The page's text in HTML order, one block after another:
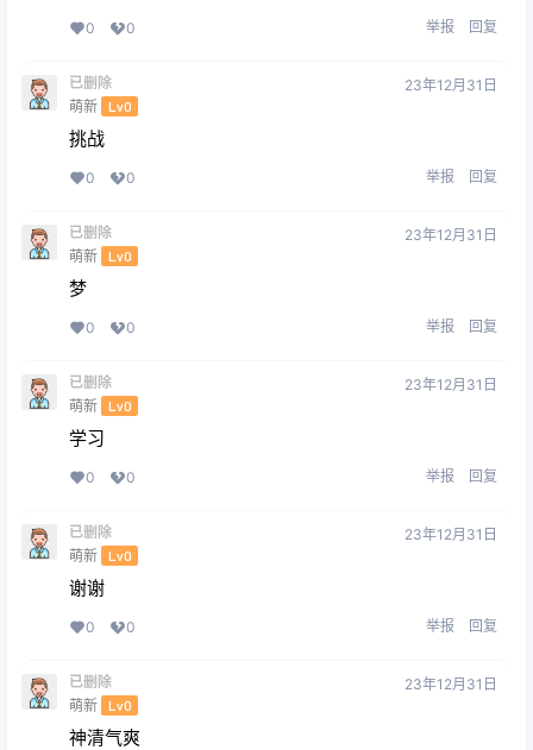
0 0 举报 回复
已删除
萌新 Lv0
23年12月31日
挑战
0 0 举报 回复
已删除
萌新 Lv0
23年12月31日
梦
0 0 举报 回复
已删除
萌新 Lv0
23年12月31日
学习
0 0 举报 回复
已删除
萌新 Lv0
23年12月31日
谢谢
0 0 举报 回复
已删除
萌新 Lv0
23年12月31日
神清气爽